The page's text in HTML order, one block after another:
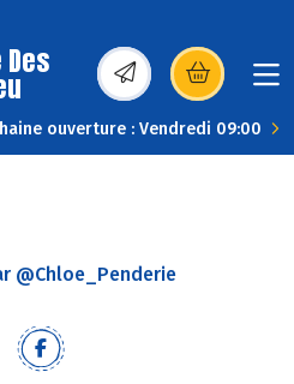
(s’ouvre dans une
ouverture : Vendredi 09:00
@Chloe_Penderie